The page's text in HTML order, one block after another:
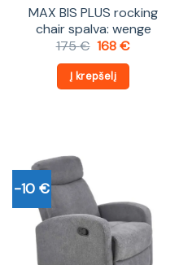
MAX BIS PLUS rocking
chair spalva: wenge
175€ Original
was:
175 €.
168€Current
Į krepšelį
-10 €